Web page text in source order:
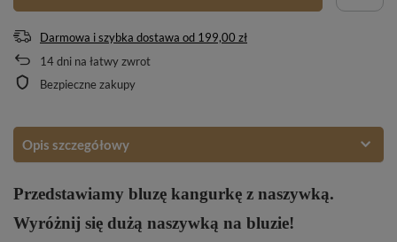
Darmowa i szybka dostawa od 199,00 zł
14dni na łatwy zwrot
Bezpieczne zakupy
Opis szczegółowy
Przedstawiamy bluzę kangurkę z naszywką.
Wyróżnij się dużą naszywką na bluzie!